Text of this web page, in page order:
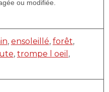
ou modifiée.
, ensoleillé, forêt,
, trompe l oeil ,